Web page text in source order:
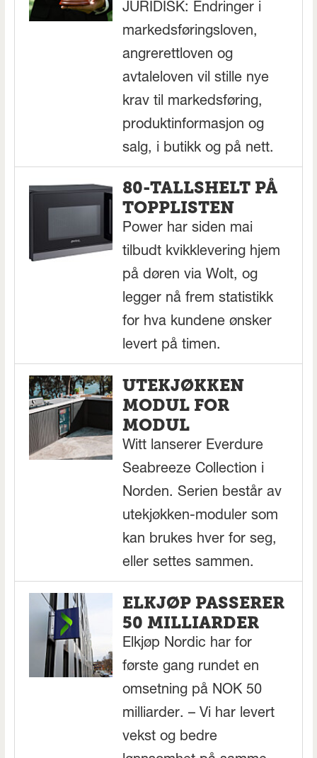
JURIDISK: Endringer i
markedsføringsloven,
angrerettloven og
avtaleloven vil stille nye
krav til markedsføring,
produktinformasjon og
salg, i butikk og på nett.
80-TALLSHELT PÅ
TOPPLISTEN
Power har siden mai
tilbudt kvikklevering hjem
på døren via Wolt, og
legger nå frem statistikk
for hva kundene ønsker
levert på timen.
UTEKJØKKEN
MODUL FOR
MODUL
Witt lanserer Everdure
Seabreeze Collection i
Norden. Serien består av
utekjøkken-moduler som
kan brukes hver for seg,
eller settes sammen.
ELKJØP PASSERER
50 MILLIARDER
Elkjøp Nordic har for
første gang rundet en
omsetning på NOK 50
milliarder. – Vi har levert
vekst og bedre